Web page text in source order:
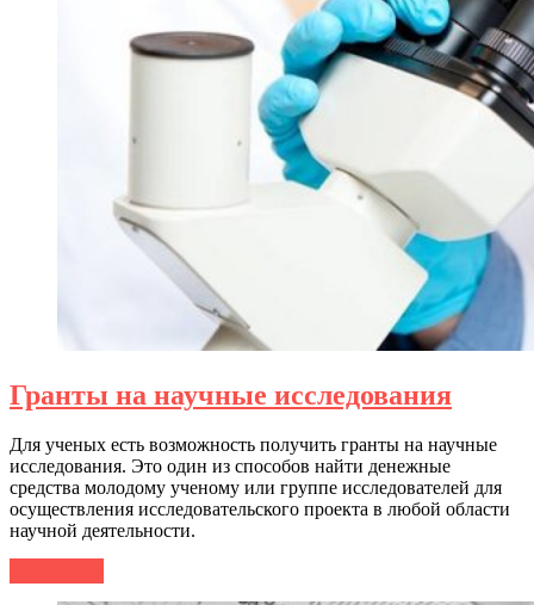
Гранты на научные исследования
Для ученых есть возможность получить гранты на научные
исследования. Это один из способов найти денежные
средства молодому ученому или группе исследователей для
осуществления исследовательского проекта в любой области
научной деятельности.